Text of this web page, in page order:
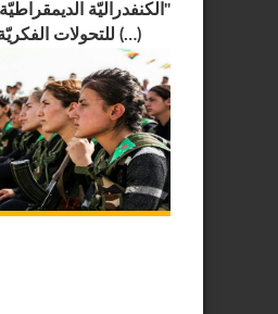
"الكنفدراليّة
للتحولات الفكريّة لحزب العمّال (…)